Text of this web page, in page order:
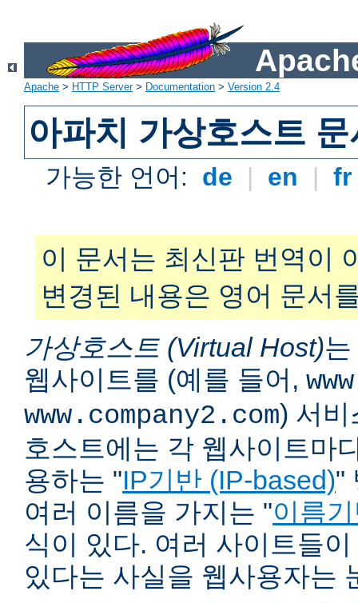
Apache > HTTP Server> Documentation > Version 2.4
아파치 가상호스트 문
가능한 언어: de | en |
이 문서는 최신판 번역이
변경된 내용은 영어 문서
가상호스트 (Virtual Host)
웹사이트를 (예를 들어,
www.company2.com) 서비
호스트에는 각 웹사이트마
용하는 "IP기반 (IP-based)"
여러 이름을 가지는 "이름
식이 있다. 여러 사이트들
있다는 사실을 웹사용자는